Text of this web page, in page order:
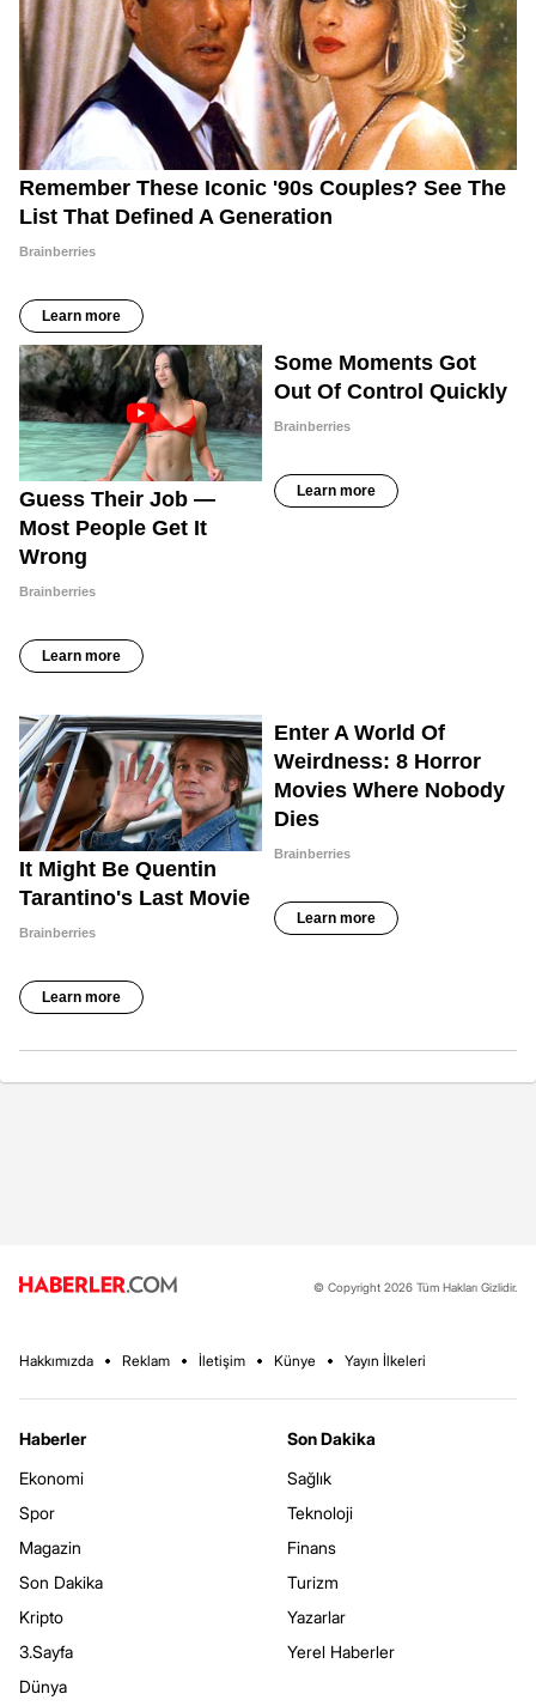
© Copyright 2026 Tüm Hakları Gizlidir.
Hakkımızda Reklam İletişim Künye Yayın İlkeleri
Haberler
Ekonomi
Spor
Magazin
Son Dakika
Kripto
3.Sayfa
Dünya
Son Dakika
Sağlık
Teknoloji
Finans
Turizm
Yazarlar
Yerel Haberler